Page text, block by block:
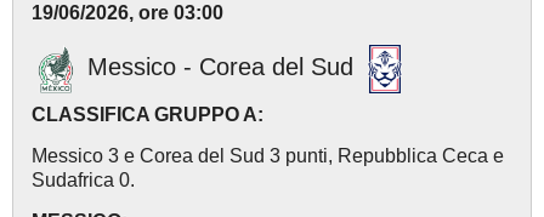
19/06/2026, ore 03:00
Messico - Corea del Sud
CLASSIFICA GRUPPO A:
Messico 3 e Corea del Sud 3 punti, Repubblica Ceca e
Sudafrica 0.